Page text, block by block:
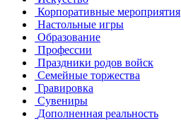
Корпоративные мероприятия
Настольные игры
Образование
Профессии
Праздники родов войск
Семейные торжества
Гравировка
Сувениры
Дополненная реальность